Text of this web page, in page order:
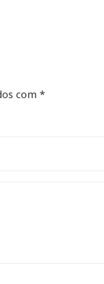
com *